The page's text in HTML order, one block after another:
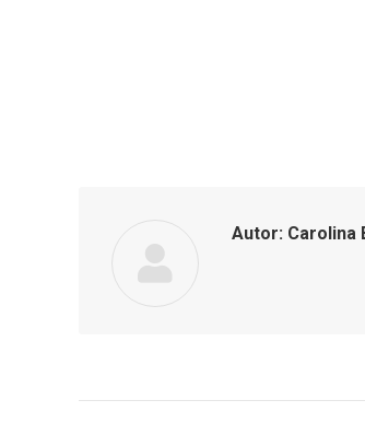
Autor: Carolina